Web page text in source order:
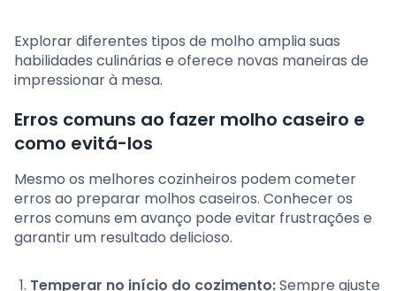
Explorar diferentes tipos de molho amplia suas
habilidades culinárias e oferece novas maneiras de
impressionar à mesa.
Erros comuns ao fazer molho caseiro e
como evitá-los
Mesmo os melhores cozinheiros podem cometer
erros ao preparar molhos caseiros. Conhecer os
erros comuns em avanço pode evitar frustrações e
garantir um resultado delicioso.
Temperar no início do cozimento:Sempre ajuste